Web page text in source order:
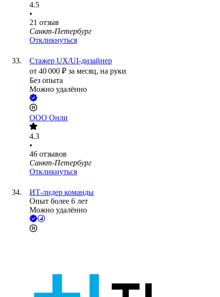
4.5
•
21 отзыв
Санкт-Петербург
Откликнуться
Стажер UX/UI-дизайнер
от 40 000 ₽ за месяц, на руки
Без опыта
Можно удалённо
ООО Онли
4.3
•
46 отзывов
Санкт-Петербург
Откликнуться
ИТ-лидер команды
Опыт более 6 лет
Можно удалённо